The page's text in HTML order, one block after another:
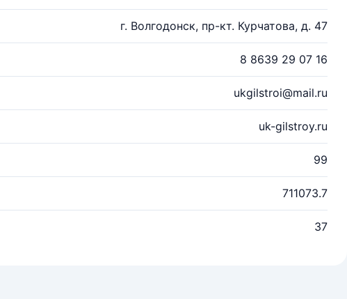
г. Волгодонск, пр-кт. Курчатова, д. 47
8 8639 29 07 16
ukgilstroi@mail.ru
uk-gilstroy.ru
99
711073.7
37